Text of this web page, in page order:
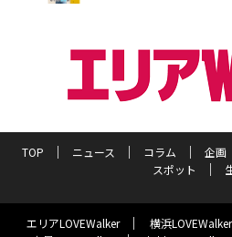
TOP ニュース コラム 企画
スポット
エリアLOVEWalker 横浜LOVEWalker